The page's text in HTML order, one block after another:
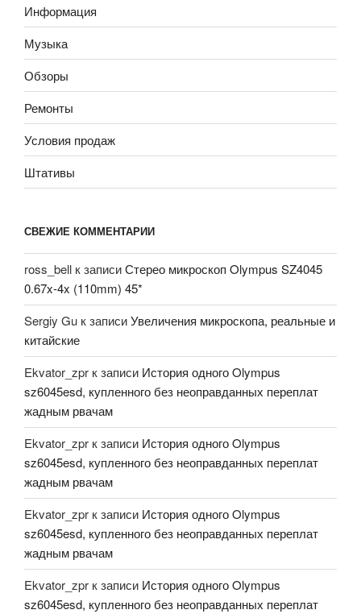
Информация
Музыка
Обзоры
Ремонты
Условия продаж
Штативы
СВЕЖИЕ КОММЕНТАРИИ
ross_bell к записиСтерео микроскоп Olympus SZ4045
0.67x-4x (110mm) 45*
Sergiy Gu к записиУвеличения микроскопа, реальные и
китайские
Ekvator_zpr к записи История одного Olympus
sz6045esd, купленного без неоправданных переплат
жадным рвачам
Ekvator_zpr к записи История одного Olympus
sz6045esd, купленного без неоправданных переплат
жадным рвачам
Ekvator_zpr к записи История одного Olympus
sz6045esd, купленного без неоправданных переплат
жадным рвачам
Ekvator_zpr к записи История одного Olympus
sz6045esd, купленного без неоправданных переплат